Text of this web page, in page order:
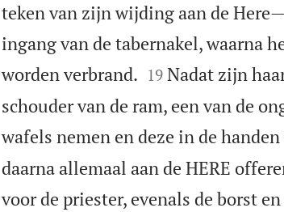
teken van zijn wijding aan de
ingang van de tabernakel, waarna
worden verbrand.
19 Nadat zijn
schouder van de ram, een van de
wafels nemen en deze in de
daarna allemaal aan de HERE
voor de priester, evenals de borst